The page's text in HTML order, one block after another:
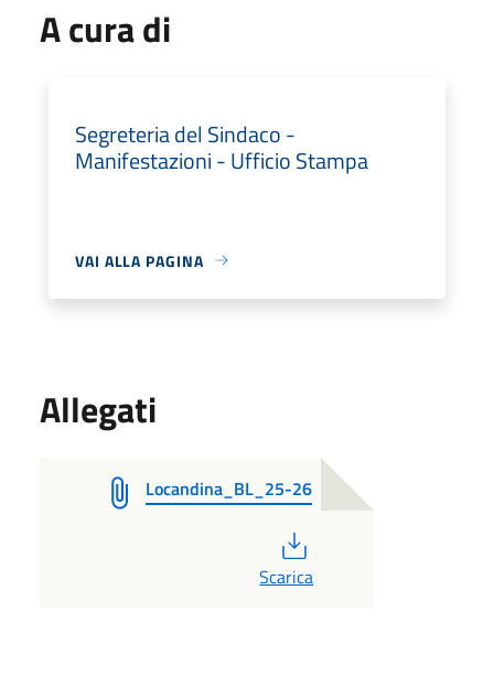
A cura di
Segreteria del Sindaco -
Manifestazioni - Ufficio Stampa
VAI ALLA PAGINA
Allegati
Locandina_BL_25-26
Scarica